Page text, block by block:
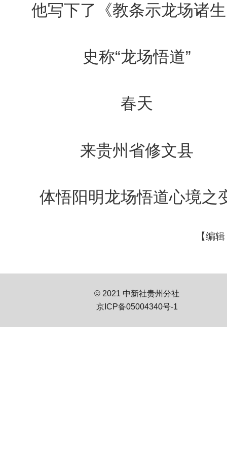
他写下了《教条示龙场诸
史称“龙场悟道”
春天
来贵州省修文县
体悟阳明龙场悟道心境之
【编
© 2021 中新社贵州分社
京ICP备05004340号-1